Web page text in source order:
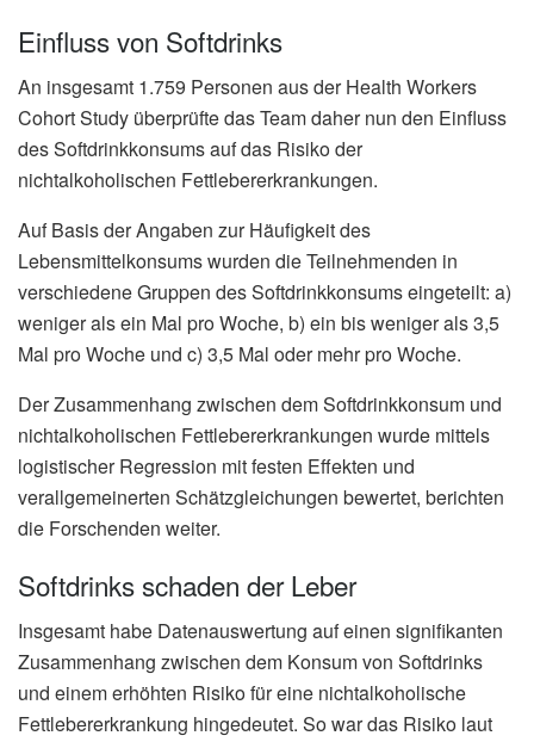
Einfluss von Softdrinks
An insgesamt 1.759 Personen aus der Health Workers
Cohort Study überprüfte das Team daher nun den Einfluss
des Softdrinkkonsums auf das Risiko der
nichtalkoholischen Fettlebererkrankungen.
Auf Basis der Angaben zur Häufigkeit des
Lebensmittelkonsums wurden die Teilnehmenden in
verschiedene Gruppen des Softdrinkkonsums eingeteilt: a)
weniger als ein Mal pro Woche, b) ein bis weniger als 3,5
Mal pro Woche und c) 3,5 Mal oder mehr pro Woche.
Der Zusammenhang zwischen dem Softdrinkkonsum und
nichtalkoholischen Fettlebererkrankungen wurde mittels
logistischer Regression mit festen Effekten und
verallgemeinerten Schätzgleichungen bewertet, berichten
die Forschenden weiter.
Softdrinks schaden der Leber
Insgesamt habe Datenauswertung auf einen signifikanten
Zusammenhang zwischen dem Konsum von Softdrinks
und einem erhöhten Risiko für eine nichtalkoholische
Fettlebererkrankung hingedeutet. So war das Risiko laut